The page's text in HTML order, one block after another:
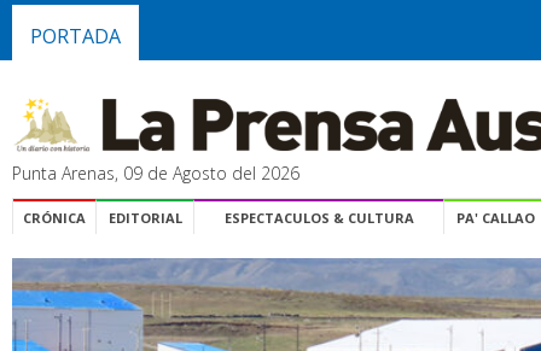
PORTADA
Punta Arenas, 09 de Agosto del 2026
CRÓNICA EDITORIAL ESPECTACULOS & CULTURA PA' CALLAO